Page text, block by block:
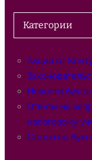
к
Категории
Акции от
Новости
Ответы на
налоговому
Статьи по